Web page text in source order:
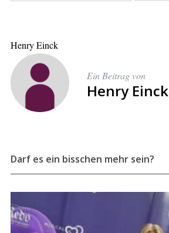
Henry Einck
Ein Beitrag von
Henry Einck
Darf es ein bisschen mehr sein?